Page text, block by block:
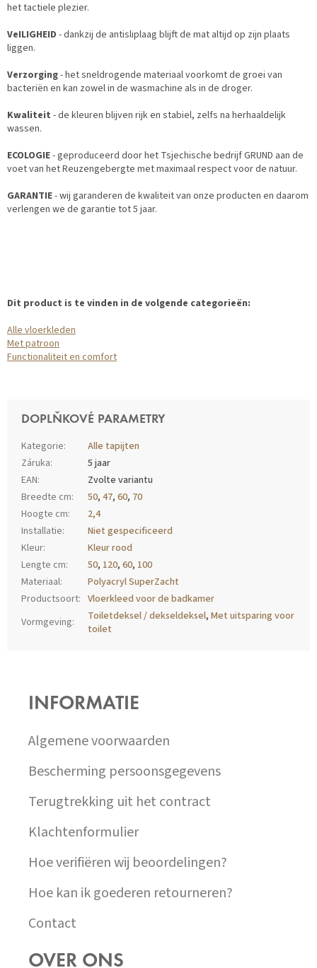
het tactiele plezier.
VeILIGHEID - dankzij de antisliplaag blijft de mat altijd op zijn plaats
liggen.
Verzorging- het sneldrogende materiaal voorkomt de groei van
bacteriën en kan zowel in de wasmachine als in de droger.
Kwaliteit - de kleuren blijven rijk en stabiel, zelfs na herhaaldelijk
wassen.
ECOLOGIE- geproduceerd door het Tsjechische bedrijf GRUND aan de
voet van het Reuzengebergte met maximaal respect voor de natuur.
GARANTIE- wij garanderen de kwaliteit van onze producten en daarom
verlengen we de garantie tot 5 jaar.
Dit product is te vinden in de volgende categorieën:
Alle vloerkleden
Met patroon
Functionaliteit en comfort
DOPLŇKOVÉ PARAMETRY
Kategorie:
Alle tapijten
Záruka:
5 jaar
EAN:
Zvolte variantu
Breedte cm: 50, 47, 60, 70
Hoogte cm:
2,4
Installatie:
Niet gespecificeerd
Kleur:
Kleur rood
Lengte cm: 50, 120, 60, 100
Materiaal:
Polyacryl SuperZacht
Productsoort: Vloerkleed voor de badkamer
Vormgeving: Toiletdeksel / dekseldeksel, Met uitsparing voor
toilet
INFORMATIE
Algemene voorwaarden
Bescherming persoonsgegevens
Terugtrekking uit het contract
Klachtenformulier
Hoe verifiëren wij beoordelingen?
Hoe kan ik goederen retourneren?
Contact
OVER ONS